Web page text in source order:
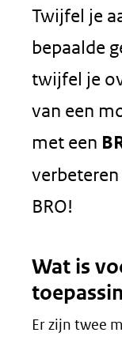
Twijfel je
bepaalde
twijfel je
van een
met een
BRO!
Wat is
Er zijn twee